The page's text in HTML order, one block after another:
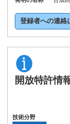
登録者への連絡
開放特許情
技術分野